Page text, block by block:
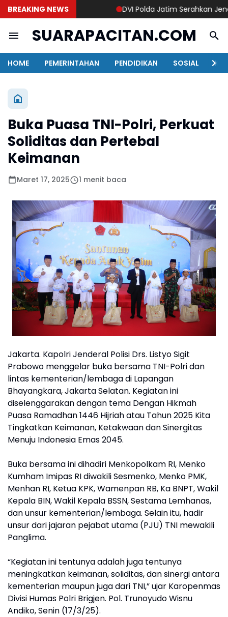
BREAKING NEWS DVI Polda Jatim Serahkan
SUARAPACITAN.COM
HOME PEMERINTAHAN PENDIDIKAN SOSIAL
Buka Puasa TNI-Polri, Perkuat
Soliditas dan Pertebal
Keimanan
Maret 17, 2025 1 menit baca
Jakarta. Kapolri Jenderal Polisi Drs. Listyo Sigit
Prabowo menggelar buka bersama TNI-Polri dan
lintas kementerian/lembaga di Lapangan
Bhayangkara, Jakarta Selatan. Kegiatan ini
diselenggarakan dengan tema Dengan Hikmah
Puasa Ramadhan 1446 Hijriah atau Tahun 2025 Kita
Tingkatkan Keimanan, Ketakwaan dan Sinergitas
Menuju Indonesia Emas 2045.
Buka bersama ini dihadiri Menkopolkam RI, Menko
Kumham Imipas RI diwakili Sesmenko, Menko PMK,
Menhan RI, Ketua KPK, Wamenpan RB, Ka BNPT, Wakil
Kepala BIN, Wakil Kepala BSSN, Sestama Lemhanas,
dan unsur kementerian/lembaga. Selain itu, hadir
unsur dari jajaran pejabat utama (PJU) TNI mewakili
Panglima.
“Kegiatan ini tentunya adalah juga tentunya
meningkatkan keimanan, soliditas, dan sinergi antara
kementerian maupun juga dari TNI,” ujar Karopenmas
Divisi Humas Polri Brigjen. Pol. Trunoyudo Wisnu
Andiko, Senin (17/3/25).